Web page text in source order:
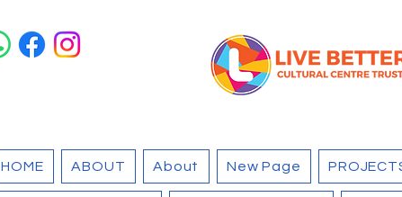
HOME ABOUT About New Page